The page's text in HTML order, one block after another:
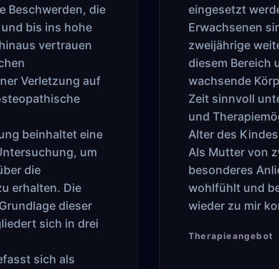
Beschwerden, die
bis ins hohe
vertrauen
Verletzung auf
beinhaltet eine
um
die
erhalten. Die
dieser
sich in drei
sich als
eingesetzt
Erwachsenen
zweijährige
diesem Bereich
wachsende
Zeit sinnvoll
und
Alter des
Als Mutter von
besonderes
wohlfühlt und
wieder zu mir
Therapieangebot